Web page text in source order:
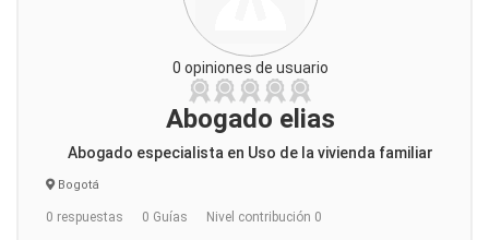
0 opiniones de usuario
Abogado elias
Abogado especialista en Uso de la vivienda familiar
Bogotá
0 respuestas 0 Guías Nivel contribución 0